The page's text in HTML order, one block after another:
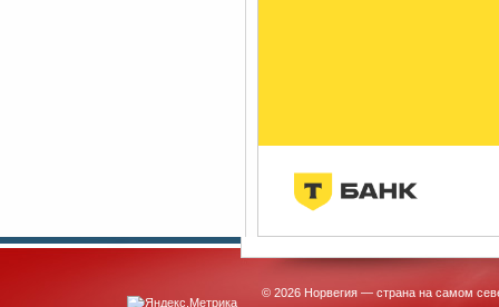
© 2026 Норвегия — страна на самом